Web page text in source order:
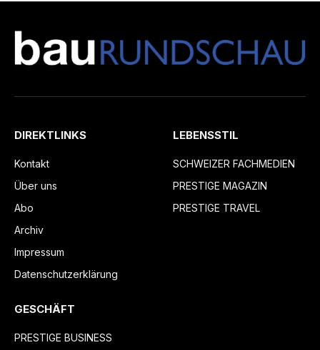
DIREKTLINKS
Kontakt
Über uns
Abo
Archiv
Impressum
Datenschutzerklärung
LEBENSSTIL
SCHWEIZER FACHMEDIEN
PRESTIGE MAGAZIN
PRESTIGE TRAVEL
GESCHÄFT
PRESTIGE BUSINESS